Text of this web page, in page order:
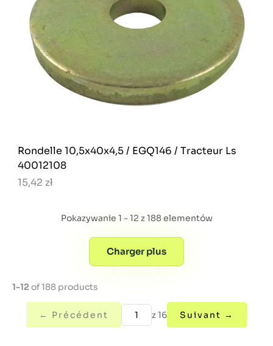
Rondelle 10,5x40x4,5 / EGQ146 / Tracteur Ls
40012108
15,42 zł
Pokazywanie 1 - 12 z 188 elementów
Charger plus
1-12 of 188 products
← Précédent z 16 Suivant →